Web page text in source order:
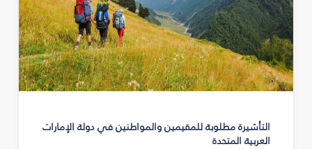
التأشيرة مطلوبة للمقيمين والمواطنين في دولة الإمارات
العربية المتحدة